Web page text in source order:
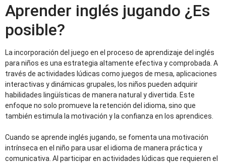
Aprender inglés jugando ¿Es
posible?
La incorporación del juego en el proceso de aprendizaje del inglés
para niños es una estrategia altamente efectiva y comprobada. A
través de actividades lúdicas como juegos de mesa, aplicaciones
interactivas y dinámicas grupales, los niños pueden adquirir
habilidades lingüísticas de manera natural y divertida. Este
enfoque no solo promueve la retención del idioma, sino que
también estimula la motivación y la confianza en los aprendices.
Cuando se aprende inglés jugando, se fomenta una motivación
intrínseca en el niño para usar el idioma de manera práctica y
comunicativa. Al participar en actividades lúdicas que requieren el